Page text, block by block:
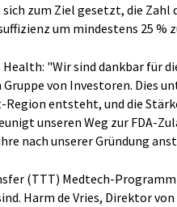
zum Ziel gesetzt, die Zahl
um mindestens 25 %
"Wir sind dankbar für
von Investoren. Dies
entsteht, und die
unseren Weg zur FDA-
nach unserer Gründung
(TTT) Medtech-
Harm de Vries, Direktor